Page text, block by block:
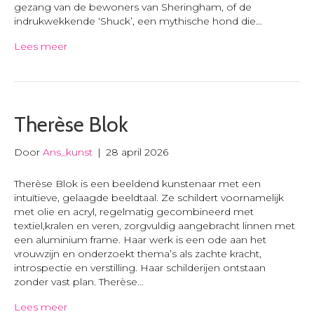
gezang van de bewoners van Sheringham, of de
indrukwekkende ‘Shuck’, een mythische hond die…
Lees meer
Therèse Blok
Door Ans_kunst | 28 april 2026
Therèse Blok is een beeldend kunstenaar met een
intuïtieve, gelaagde beeldtaal. Ze schildert voornamelijk
met olie en acryl, regelmatig gecombineerd met
textiel,kralen en veren, zorgvuldig aangebracht linnen met
een aluminium frame. Haar werk is een ode aan het
vrouwzijn en onderzoekt thema’s als zachte kracht,
introspectie en verstilling. Haar schilderijen ontstaan
zonder vast plan. Therèse…
Lees meer